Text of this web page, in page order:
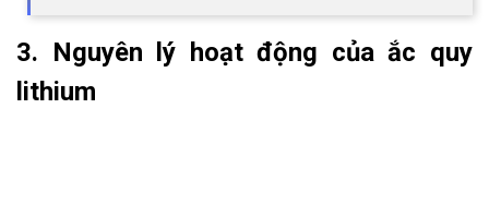
3. Nguyên lý hoạt động của ắc quy
lithium